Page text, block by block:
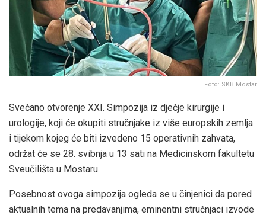
Foto: SKB Mostar
Svečano otvorenje XXI. Simpozija iz dječje kirurgije i
urologije, koji će okupiti stručnjake iz više europskih zemlja
i tijekom kojeg će biti izvedeno 15 operativnih zahvata,
održat će se 28. svibnja u 13 sati na Medicinskom fakultetu
Sveučilišta u Mostaru.
Posebnost ovoga simpozija ogleda se u činjenici da pored
aktualnih tema na predavanjima, eminentni stručnjaci izvode